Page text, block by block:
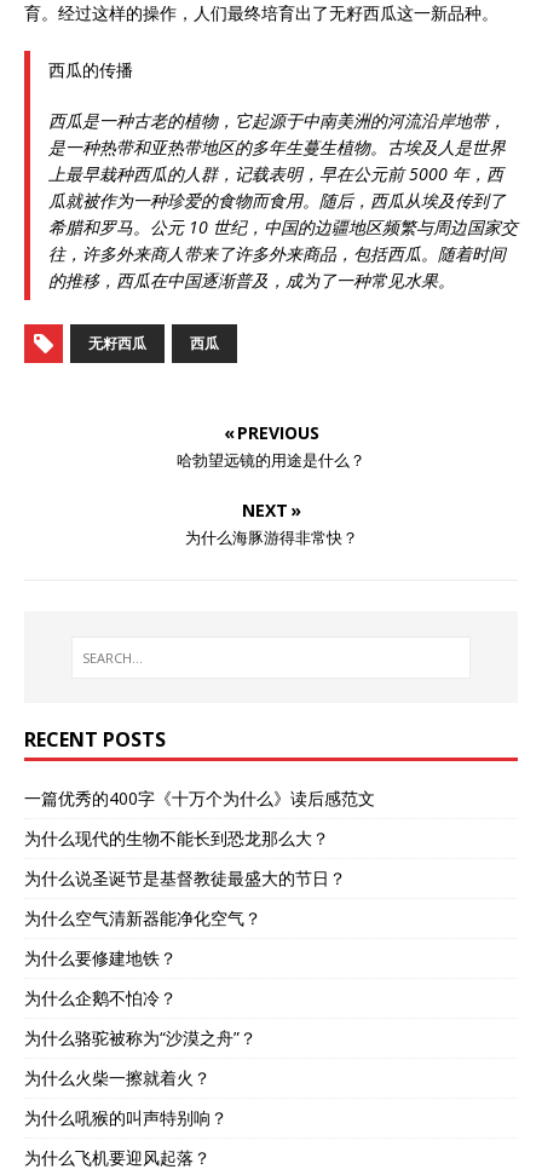
育。经过这样的操作，人们最终培育出了无籽西瓜这一新品种。
西瓜的传播
西瓜是一种古老的植物，它起源于中南美洲的河流沿岸地带，
是一种热带和亚热带地区的多年生蔓生植物。古埃及人是世界
上最早栽种西瓜的人群，记载表明，早在公元前 5000 年，西
瓜就被作为一种珍爱的食物而食用。随后，西瓜从埃及传到了
希腊和罗马。公元 10 世纪，中国的边疆地区频繁与周边国家交
往，许多外来商人带来了许多外来商品，包括西瓜。随着时间
的推移，西瓜在中国逐渐普及，成为了一种常见水果。
无籽西瓜 西瓜
« PREVIOUS
哈勃望远镜的用途是什么？
NEXT »
为什么海豚游得非常快？
RECENT POSTS
一篇优秀的400字《十万个为什么》读后感范文
为什么现代的生物不能长到恐龙那么大？
为什么说圣诞节是基督教徒最盛大的节日？
为什么空气清新器能净化空气？
为什么要修建地铁？
为什么企鹅不怕冷？
为什么骆驼被称为“沙漠之舟”？
为什么火柴一擦就着火？
为什么吼猴的叫声特别响？
为什么飞机要迎风起落？